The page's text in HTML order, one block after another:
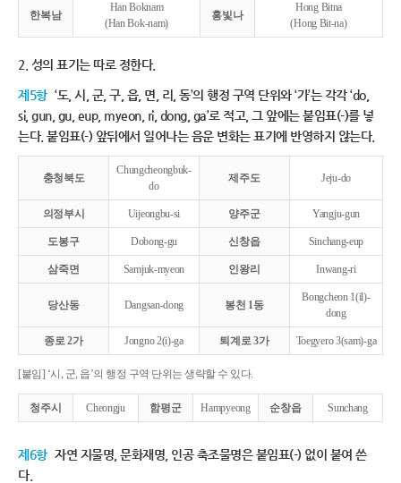
한복남
Han Boknam
(Han Bok-nam)
홍빛나
Hong Bitna
(Hong Bit-na)
2. 성의 표기는 따로 정한다.
제5항 ‘도, 시, 군, 구, 읍, 면, 리, 동’의 행정 구역 단위와 ‘가’는 각각 ‘do,
si, gun, gu, eup, myeon, ri, dong, ga’로 적고, 그 앞에는 붙임표(-)를 넣
는다. 붙임표(-) 앞뒤에서 일어나는 음운 변화는 표기에 반영하지 않는다.
충청북도
Chungcheongbuk-
do
제주도 Jeju-do
의정부시 Uijeongbu-si 양주군 Yangju-gun
도봉구 Dobong-gu 신창읍 Sinchang-eup
삼죽면 Samjuk-myeon 인왕리 Inwang-ri
당산동 Dangsan-dong 봉천 1동
Bongcheon 1(il)-
dong
종로 2가 Jongno 2(i)-ga 퇴계로 3가 Toegyero 3(sam)-ga
[붙임] ‘시, 군, 읍’의 행정 구역 단위는 생략할 수 있다.
청주시 Cheongju 함평군 Hampyeong 순창읍 Sunchang
제6항 자연 지물명, 문화재명, 인공 축조물명은 붙임표(-) 없이 붙여 쓴
다.